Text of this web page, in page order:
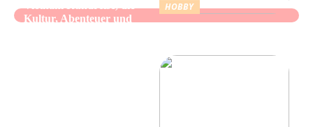
Kultur, Abenteuer und
HOBBY